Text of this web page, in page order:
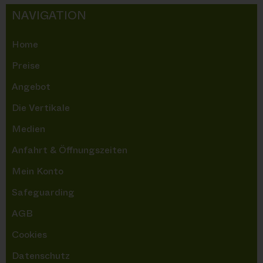
NAVIGATION
Home
Preise
Angebot
Die Vertikale
Medien
Anfahrt & Öffnungszeiten
Mein Konto
Safeguarding
AGB
Cookies
Datenschutz